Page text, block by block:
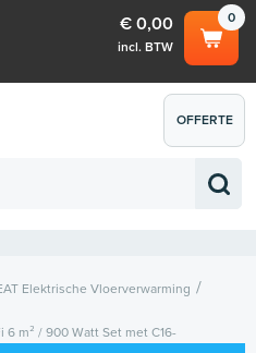
0
€ 0,00
incl. BTW
BTW) € 0,00
OFFERTE
AANVRAGEN
Elektrische Vloerverwarming
m² / 900 Watt Set met C16-